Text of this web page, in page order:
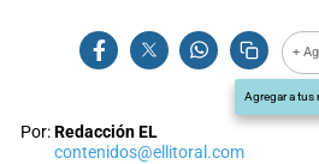
+
Agregar a tus
Por:Redacción EL
contenidos@ellitoral.com